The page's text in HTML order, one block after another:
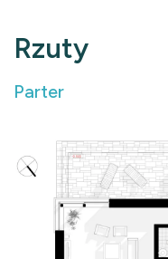
Rzuty
Parter